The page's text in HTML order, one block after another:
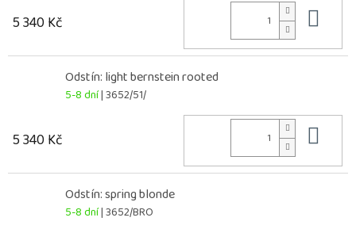
5 340 Kč
Odstín: light bernstein rooted
5-8 dní| 3652/51/
5 340 Kč
Odstín: spring blonde
5-8 dní| 3652/BRO